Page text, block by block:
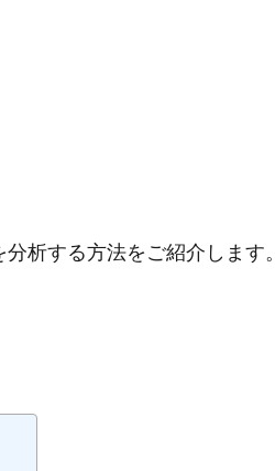
析する方法をご紹介します。